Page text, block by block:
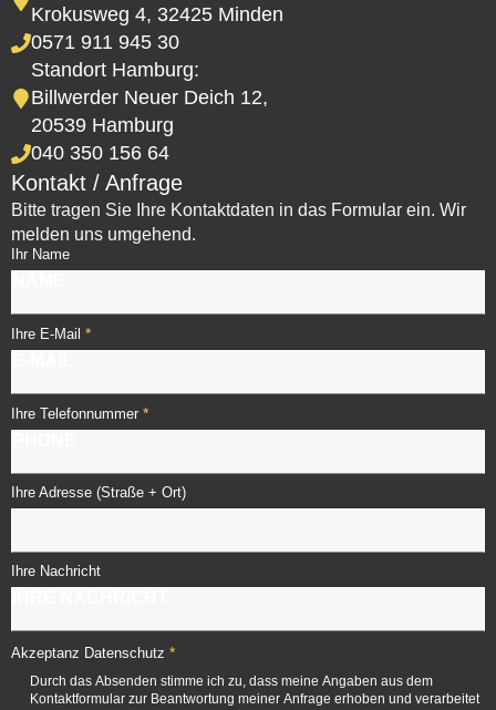
Krokusweg 4, 32425 Minden
0571 911 945 30
Standort Hamburg:
Billwerder Neuer Deich 12,
20539 Hamburg
040 350 156 64
Kontakt / Anfrage
Bitte tragen Sie Ihre Kontaktdaten in das Formular ein. Wir
melden uns umgehend.
Ihr Name
Ihre E-Mail *
Ihre Telefonnummer *
Ihre Adresse (Straße + Ort)
Ihre Nachricht
Akzeptanz Datenschutz *
Durch das Absenden stimme ich zu, dass meine Angaben aus dem
Kontaktformular zur Beantwortung meiner Anfrage erhoben und verarbeitet